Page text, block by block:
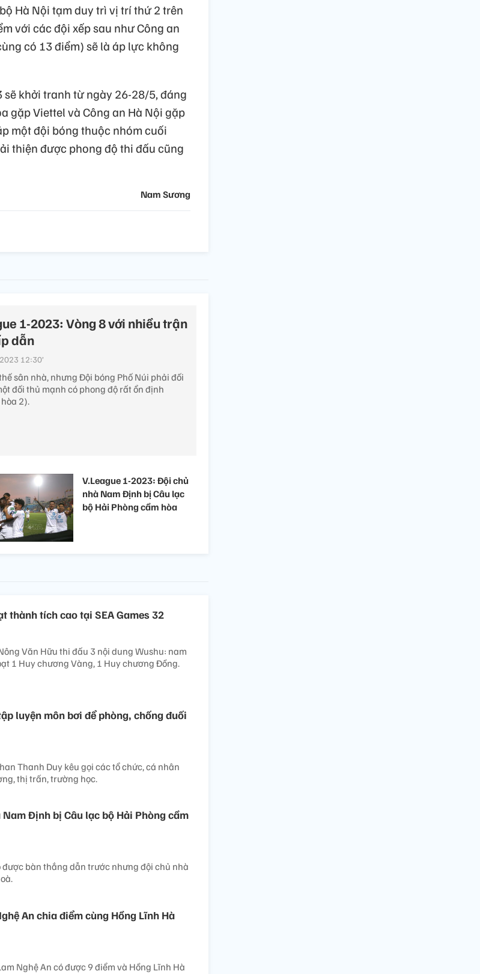
Hà Nội tạm duy trì vị trí thứ 2 trên
với các đội xếp sau như Công an
có 13 điểm) sẽ là áp lực không
khởi tranh từ ngày 26-28/5, đáng
gặp Viettel và Công an Hà Nội gặp
một đội bóng thuộc nhóm cuối
thiện được phong độ thi đấu cũng
Nam Sương
1-2023: Vòng 8 với nhiều trận
dẫn
12:30’
sân nhà, nhưng Đội bóng Phố Núi phải đối
đối thủ mạnh có phong độ rất ổn định
2).
V.League 1-2023: Đội chủ
nhà Nam Định bị Câu lạc
bộ Hải Phòng cầm hòa
thành tích cao tại SEA Games 32
Văn Hữu thi đấu 3 nội dung Wushu: nam
1 Huy chương Vàng, 1 Huy chương Đồng.
luyện môn bơi để phòng, chống đuối
Thanh Duy kêu gọi các tổ chức, cá nhân
thị trấn, trường học.
Định bị Câu lạc bộ Hải Phòng cầm
bàn thắng dẫn trước nhưng đội chủ nhà
An chia điểm cùng Hồng Lĩnh Hà
Nghệ An có được 9 điểm và Hồng Lĩnh Hà